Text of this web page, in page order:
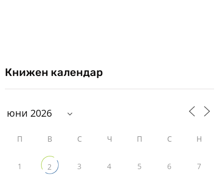
Книжен календар
П В С Ч П С Н
1 2 3 4 5 6 7